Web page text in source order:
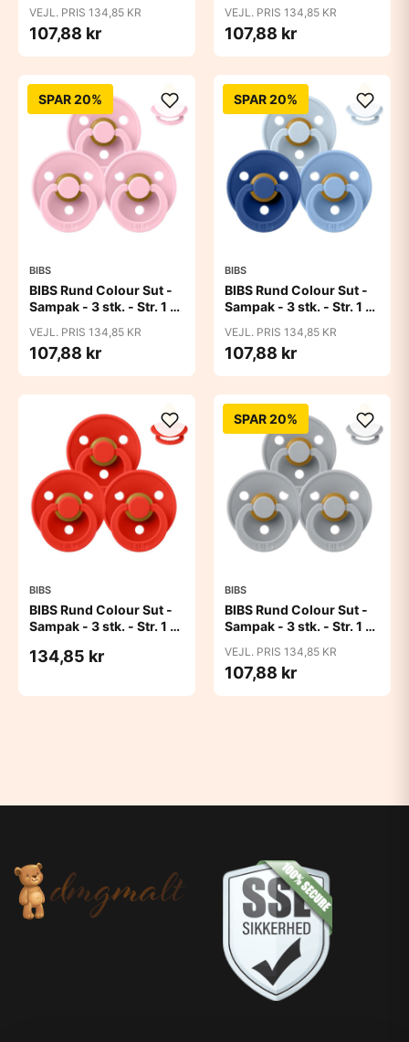
VEJL. PRIS 134,85 KR
107,88 kr
VEJL. PRIS 134,85 KR
107,88 kr
SPAR 20%
BIBS
BIBS Rund Colour Sut -
Sampak - 3 stk. - Str. 1 -
VEJL. PRIS 134,85 KR
107,88 kr
SPAR 20%
BIBS
BIBS Rund Colour Sut -
Sampak - 3 stk. - Str. 1 -
VEJL. PRIS 134,85 KR
107,88 kr
BIBS
BIBS Rund Colour Sut -
Sampak - 3 stk. - Str. 1 -
134,85 kr
SPAR 20%
BIBS
BIBS Rund Colour Sut -
Sampak - 3 stk. - Str. 1 -
VEJL. PRIS 134,85 KR
107,88 kr